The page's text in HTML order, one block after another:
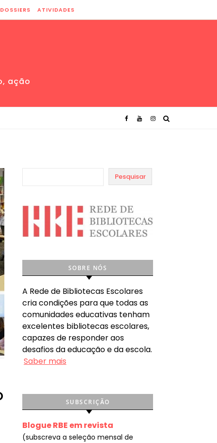
DOSSIERS ATIVIDADES
ação
Pesquisar
SOBRE NÓS
A Rede de Bibliotecas Escolares
cria condições para que todas as
comunidades educativas tenham
excelentes bibliotecas escolares,
capazes de responder aos
desafios da educação e da escola.
Saber mais
SUBSCRIÇÃO
Blogue RBE em revista
(subscreva a seleção mensal de